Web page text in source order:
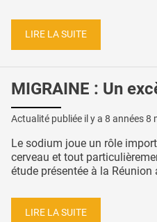
LIRE LA SUITE
MIGRAINE : Un
Actualité publiée il y a 8 années 8
Le sodium joue un rôle
cerveau et tout
étude présentée à la Réunion
LIRE LA SUITE